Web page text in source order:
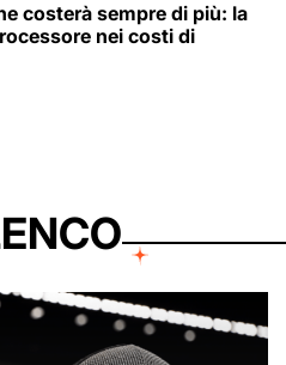
costerà sempre di più: la
nei costi di